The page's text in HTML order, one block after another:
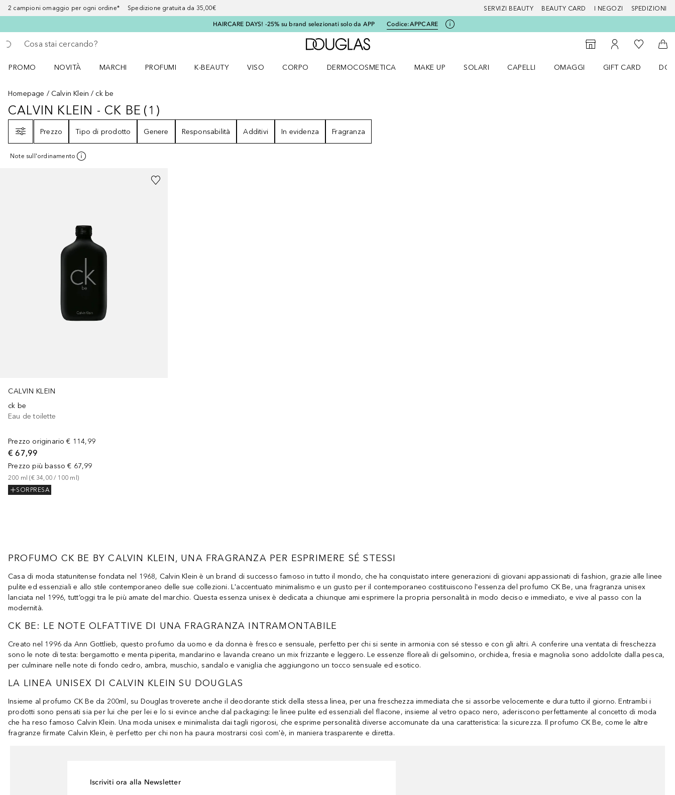
2 campioni omaggio per ogni ordine* Spedizione gratuita da 35,00€ SERVIZI BEAUTY BEAUTY CARD I NEGOZI SPEDIZIONI
HAIRCARE DAYS! -25% su brand selezionati solo da APP Codice:APPCARE
Torna indietro
Esegui ricerca
A Douglas Home
StorefinderAl Mio Account
Alla Mia
Al
PROMO
NOVITÀ
MARCHI
PROFUMI
K-BEAUTY
VISO
CORPO
DERMOCOSMETICA
MAKE UP
SOLARI
CAPELLI
OMAGGI
GIFT CARD
Homepage Calvin Klein ck be
CALVIN KLEIN - CK BE1
CALVIN KLEIN - CK BE (1 )
Prezzo
Tipo di prodotto Genere Responsabilità Additivi In evidenza Fragranza
Note sull'ordinamento
CALVIN KLEIN
ck be
Eau de toilette
Prezzo originario € 114,99
€ 67,99
Prezzo più basso € 67,99
200 ml (€ 34,00 / 100 ml )
SORPRESA
PROFUMO CK BE BY CALVIN KLEIN, UNA FRAGRANZA PER ESPRIMERE SÉ STESSI
Casa di moda statunitense fondata nel 1968, Calvin Klein è un brand di successo famoso in tutto il mondo, che ha conquistato intere generazioni di giovani appassionati di fashion, grazie alle linee
pulite ed essenziali e allo stile contemporaneo delle sue collezioni. L'accentuato minimalismo e un gusto per il contemporaneo costituiscono l'essenza del profumo CK Be, una fragranza unisex
lanciata nel 1996, tutt’oggi tra le più amate del marchio. Questa essenza unisex è dedicata a chiunque ami esprimere la propria personalità in modo deciso e immediato, e vive al passo con la
modernità.
CK BE: LE NOTE OLFATTIVE DI UNA FRAGRANZA INTRAMONTABILE
Creato nel 1996 da Ann Gottlieb, questo profumo da uomo e da donna è fresco e sensuale, perfetto per chi si sente in armonia con sé stesso e con gli altri. A conferire una ventata di freschezza
sono le note di testa: bergamotto e menta piperita, mandarino e lavanda creano un mix frizzante e leggero. Le essenze floreali di gelsomino, orchidea, fresia e magnolia sono addolcite dalla pesca,
per culminare nelle note di fondo cedro, ambra, muschio, sandalo e vaniglia che aggiungono un tocco sensuale ed esotico.
LA LINEA UNISEX DI CALVIN KLEIN SU DOUGLAS
Insieme al profumo CK Be da 200ml, su Douglas troverete anche il deodorante stick della stessa linea, per una freschezza immediata che si assorbe velocemente e dura tutto il giorno. Entrambi i
prodotti sono pensati sia per lui che per lei e lo si evince anche dal packaging: le linee pulite ed essenziali del flacone, insieme al vetro opaco nero, aderiscono perfettamente al concetto di moda
che ha reso famoso Calvin Klein. Una moda unisex e minimalista dai tagli rigorosi, che esprime personalità diverse accomunate da una caratteristica: la sicurezza. Il profumo CK Be, come le altre
fragranze firmate Calvin Klein, è perfetto per chi non ha paura mostrarsi così com'è, in maniera trasparente e diretta.
Iscriviti ora alla Newsletter